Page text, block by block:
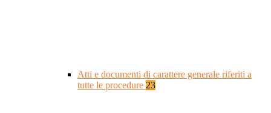
Atti e documenti di carattere generale riferiti a
tutte le procedure 23